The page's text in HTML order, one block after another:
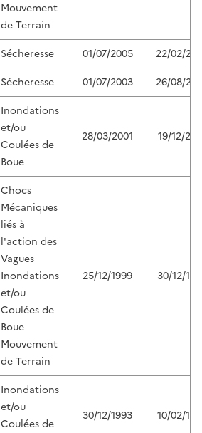
Mouvement
de Terrain
Sécheresse 01/07/2005
22/02/
Sécheresse 01/07/2003 26/08/
Inondations
et/ou
Coulées de
Boue
28/03/2001 19/12/
Chocs
Mécaniques
liés à
l'action des
Vagues
Inondations
et/ou
Coulées de
Boue
Mouvement
de Terrain
25/12/1999 30/12/
Inondations
et/ou
Coulées de
30/12/1993 10/02/